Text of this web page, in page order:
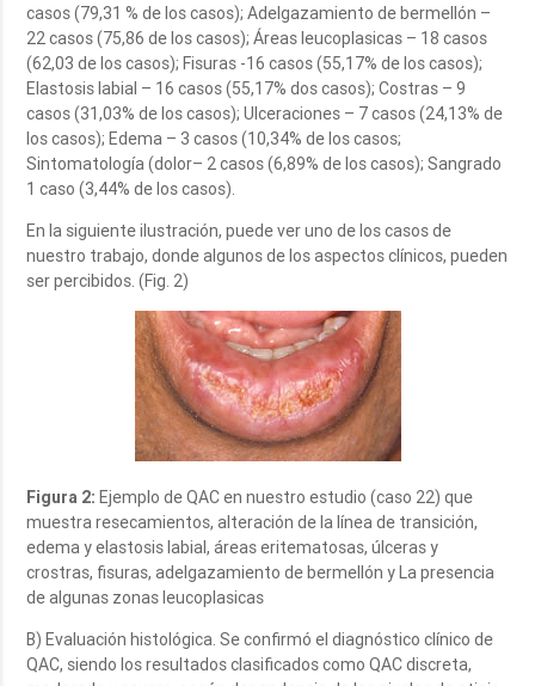
casos (79,31 % de los casos); Adelgazamiento de bermellón –
22 casos (75,86 de los casos); Áreas leucoplasicas – 18 casos
(62,03 de los casos); Fisuras -16 casos (55,17% de los casos);
Elastosis labial – 16 casos (55,17% dos casos); Costras – 9
casos (31,03% de los casos); Ulceraciones – 7 casos (24,13% de
los casos); Edema – 3 casos (10,34% de los casos;
Sintomatología (dolor– 2 casos (6,89% de los casos); Sangrado
1 caso (3,44% de los casos).
En la siguiente ilustración, puede ver uno de los casos de
nuestro trabajo, donde algunos de los aspectos clínicos, pueden
ser percibidos. (Fig. 2)
Figura 2: Ejemplo de QAC en nuestro estudio (caso 22) que
muestra resecamientos, alteración de la línea de transición,
edema y elastosis labial, áreas eritematosas, úlceras y
crostras, fisuras, adelgazamiento de bermellón y La presencia
de algunas zonas leucoplasicas
B) Evaluación histológica. Se confirmó el diagnóstico clínico de
QAC, siendo los resultados clasificados como QAC discreta,